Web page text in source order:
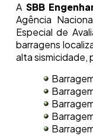
A SBB
Agência
Especial de
barragens
alta sismicidade,